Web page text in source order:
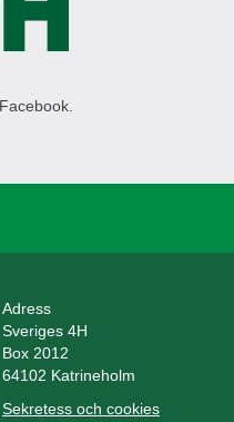
Adress
Sveriges 4H
Box 2012
64102 Katrineholm
Sekretess och cookies